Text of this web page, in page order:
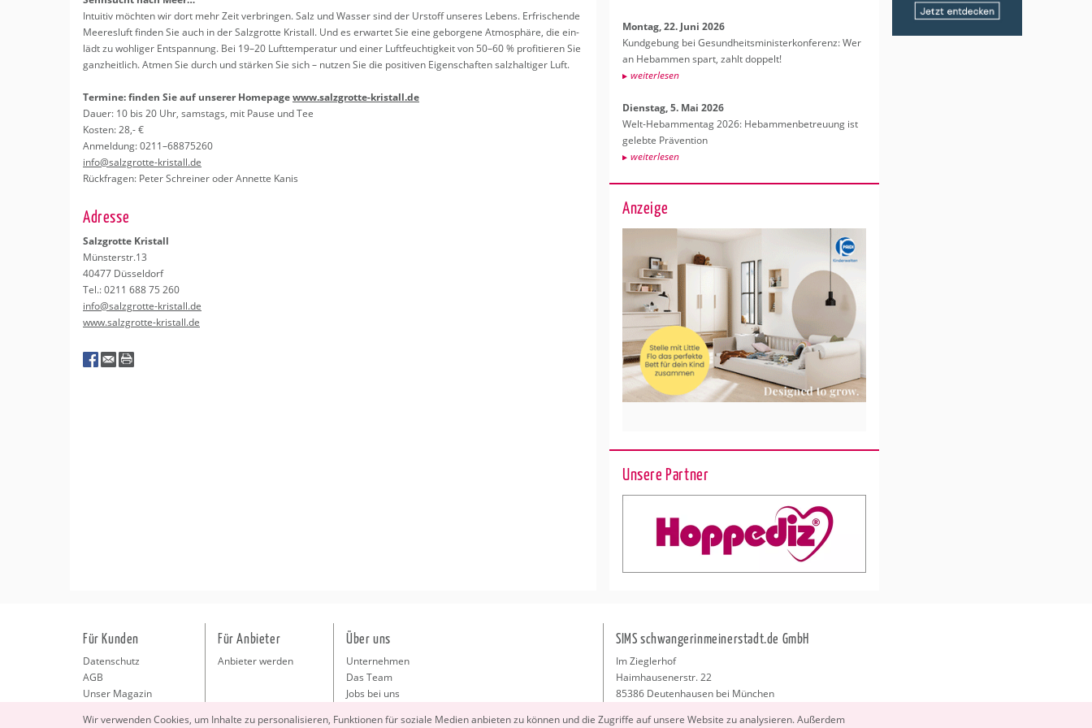
In­tui­tiv möch­ten wir dort mehr Zeit ver­brin­gen. Salz und Was­ser sind der Ur­stoff un­se­res Le­bens. Er­fri­schen­de
Mee­res­luft fin­den Sie auch in der Salz­grot­te Kris­tall. Und es er­war­tet Sie eine ge­bor­ge­ne At­mo­sphä­re, die ein­
lädt zu woh­li­ger Ent­span­nung. Bei 19–20 Luft­tem­pe­ra­tur und einer Luft­feuch­tig­keit von 50–60 % pro­fi­tie­ren Sie
ganz­heit­lich. Atmen Sie durch und stär­ken Sie sich – nut­zen Sie die po­si­ti­ven Ei­gen­schaf­ten salz­hal­ti­ger Luft.
Ter­mi­ne: fin­den Sie auf un­se­rer Home­pagewww.​salzgrotte-​kristall.​de
Dauer: 10 bis 20 Uhr, sams­tags, mit Pause und Tee
Kos­ten: 28,- €
An­mel­dung: 0211–68875260
info@​salzgrotte-​kristall.​de
Rück­fra­gen: Peter Schrei­ner oder An­net­te Kanis
Adres­se
Salz­grot­te Kris­tall
Müns­ter­str.13
40477 Düs­sel­dorf
Tel.: 0211 688 75 260
info@​salzgrotte-​kristall.​de
www.​salzgrotte-​kristall.​de
Mon­tag, 22. Juni 2026
Kund­ge­bung bei Ge­sund­heits­mi­nis­ter­kon­fe­renz: Wer
an Heb­am­men spart, zahlt dop­pelt!
wei­ter­le­sen
Diens­tag, 5. Mai 2026
Welt-Heb­am­men­tag 2026: Heb­am­men­be­treu­ung ist
ge­leb­te Prä­ven­ti­on
wei­ter­le­sen
Anzeige
Unsere Partner
Wir ver­wen­den Coo­kies, um In­hal­te zu per­so­na­li­sie­ren, Funk­tio­nen für so­zia­le Me­di­en an­bie­ten zu kön­nen und die Zu­grif­fe auf un­se­re Web­site zu ana­ly­sie­ren. Au­ßer­dem
Für Kunden
Datenschutz
AGB
Unser Magazin
Für Anbieter
Anbieter werden
Über uns
Unternehmen
Das Team
Jobs bei uns
SIMS schwangerinmeinerstadt.de GmbH
Im Zieglerhof
Haimhausenerstr. 22
85386 Deutenhausen bei München